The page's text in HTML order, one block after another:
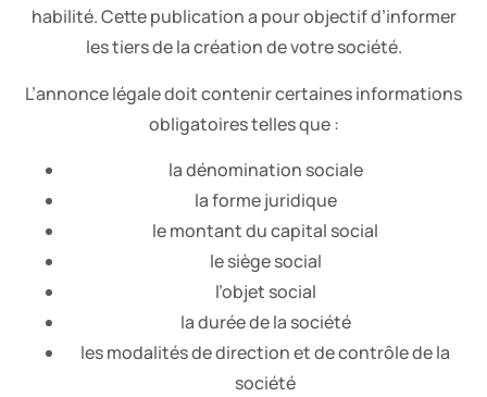
habilité. Cette publication a pour objectif d’informer
les tiers de la création de votre société.
L’annonce légale doit contenir certaines informations
obligatoires telles que :
la dénomination sociale
la forme juridique
le montant du capital social
le siège social
l’objet social
la durée de la société
les modalités de direction et de contrôle de la
société